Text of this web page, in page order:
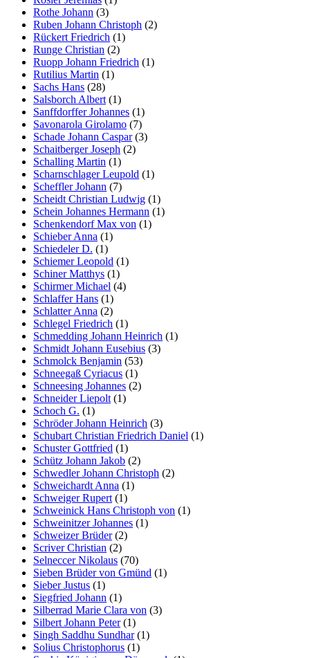
Rothe Johann (3)
Ruben Johann Christoph (2)
Rückert Friedrich (1)
Runge Christian (2)
Ruopp Johann Friedrich (1)
Rutilius Martin (1)
Sachs Hans (28)
Salsborch Albert (1)
Sanffdorffer Johannes (1)
Savonarola Girolamo (7)
Schade Johann Caspar(3)
Schaitberger Joseph (2)
Schalling Martin (1)
Scharnschlager Leupold (1)
Scheffler Johann (7)
Scheidt Christian Ludwig (1)
Schein Johannes Hermann (1)
Schenkendorf Max von (1)
Schieber Anna (1)
Schiedeler D. (1)
Schiemer Leopold (1)
Schiner Matthys (1)
Schirmer Michael (4)
Schlaffer Hans (1)
Schlatter Anna (2)
Schlegel Friedrich (1)
Schmedding Johann Heinrich (1)
Schmidt Johann Eusebius (3)
Schmolck Benjamin (53)
Schneegaß Cyriacus (1)
Schneesing Johannes (2)
Schneider Liepolt (1)
Schoch G. (1)
Schröder Johann Heinrich (3)
Schubart Christian Friedrich Daniel (1)
Schuster Gottfried (1)
Schütz Johann Jakob (2)
Schwedler Johann Christoph (2)
Schweichardt Anna (1)
Schweiger Rupert (1)
Schweinick Hans Christoph von (1)
Schweinitzer Johannes (1)
Schweizer Brüder(2)
Scriver Christian (2)
Selneccer Nikolaus (70)
Sieben Brüder von Gmünd (1)
Sieber Justus (1)
Siegfried Johann (1)
Silberrad Marie Clara von (3)
Silbert Johann Peter(1)
Singh Saddhu Sundhar(1)
Solius Christophorus (1)